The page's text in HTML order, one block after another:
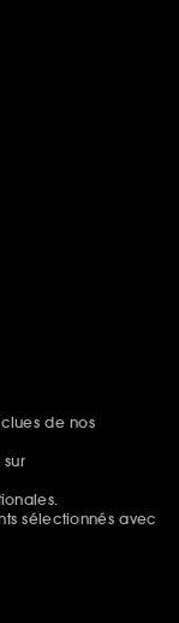
de nos
sélectionnés avec